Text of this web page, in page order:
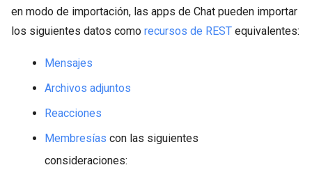
en modo de importación, las apps de Chat pueden importar
los siguientes datos como recursos de REST equivalentes:
Mensajes
Archivos adjuntos
Reacciones
Membresías con las siguientes
consideraciones: